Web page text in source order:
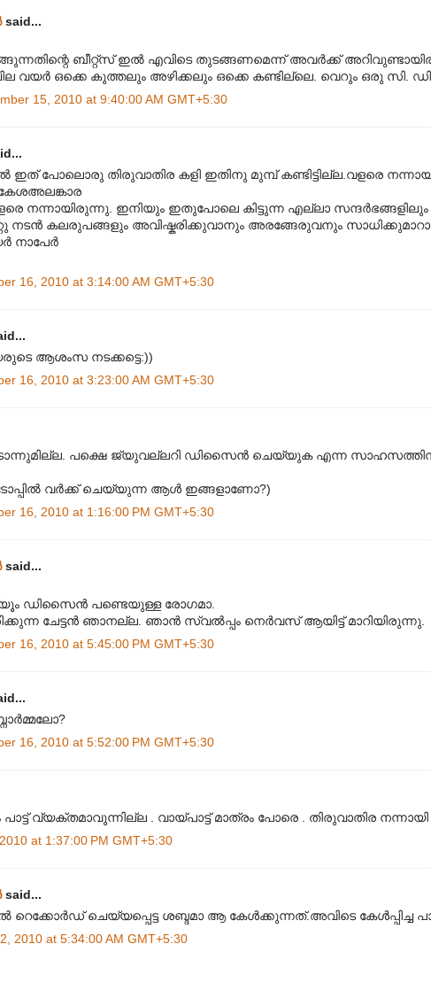
said...
ബീറ്റ്സ് ഇൽ എവിടെ തുടങ്ങണമെന്ന് അവർക്ക്
വയർ ഒക്കെ കുത്തലും അഴിക്കലും ഒക്കെ കണ്ടില്ലെ. വെറും ഒരു സി.
15, 2010 at 9:40:00 AM GMT+5:30
ഇത് പോലൊരു തിരുവാതിര കളി ഇതിനു മുമ്പ് കണ്ടിട്ടില്ല.വളരെ
നന്നായിരുന്നു. ഇനിയും ഇതുപോലെ കിട്ടുന്ന എല്ലാ സന്ദര്‍ഭങ്ങളിലും
നടന്‍ കലരുപങ്ങളും അവിഷ്കരിക്കുവാനും അരങ്ങേരുവനും
നാപേര്‍
16, 2010 at 3:14:00 AM GMT+5:30
ആശംസ നടക്കട്ടെ:))
16, 2010 at 3:23:00 AM GMT+5:30
പക്ഷെ ജ്യുവല്ലറി ഡിസൈൻ ചെയ്യുക എന്ന
വർക്ക് ചെയ്യുന്ന ആൾ ഇങ്ങളാണോ?)
16, 2010 at 1:16:00 PM GMT+5:30
said...
ഡിസൈൻ പണ്ടെയുള്ള രോഗമാ.
ചേട്ടൻ ഞാനല്ല. ഞാൻ സ്വൽ‌പ്പം നെർവസ് ആയിട്ട് മാറിയിരുന്നു.
16, 2010 at 5:45:00 PM GMT+5:30
16, 2010 at 5:52:00 PM GMT+5:30
വ്യക്തമാവുന്നില്ല . വായ്പാട്ട് മാത്രം പോരെ . തിരുവാതിര നന്നായി
at 1:37:00 PM GMT+5:30
said...
റെക്കോർഡ് ചെയ്യപ്പെട്ട ശബ്ദമാ ആ കേൾക്കുന്നത്.അവിടെ കേൾപ്പിച്ച
2010 at 5:34:00 AM GMT+5:30